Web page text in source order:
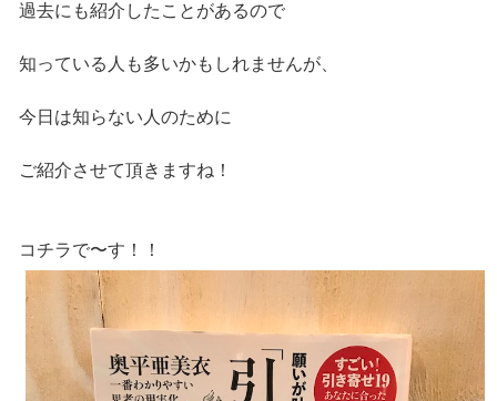
過去にも紹介したことがあるので
知っている人も多いかもしれませんが、
今日は知らない人のために
ご紹介させて頂きますね！
コチラで〜す！！